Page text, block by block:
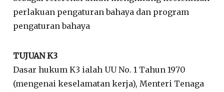
perlakuan pengaturan bahaya dan program
pengaturan bahaya
TUJUAN K3
Dasar hukum K3 ialah UU No. 1 Tahun 1970
(mengenai keselamatan kerja), Menteri Tenaga